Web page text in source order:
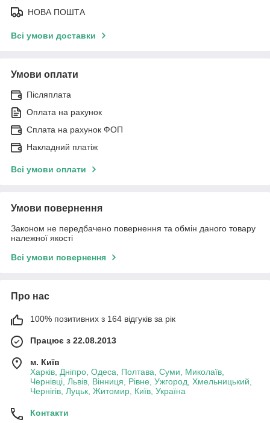
НОВА ПОШТА
Всі умови доставки
Умови оплати
Післяплата
Оплата на рахунок
Сплата на рахунок ФОП
Накладний платіж
Всі умови оплати
Умови повернення
Законом не передбачено повернення та обмін даного товару
належної якості
Всі умови повернення
Про нас
100% позитивних з 164 відгуків за рік
Працює з 22.08.2013
м. Київ
Харків, Дніпро, Одеса, Полтава, Суми, Миколаїв,
Чернівці, Львів, Вінниця, Рівне, Ужгород, Хмельницький,
Чернігів, Луцьк, Житомир, Київ, Україна
Контакти